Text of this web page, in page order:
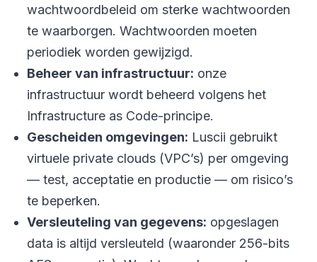
wachtwoordbeleid om sterke wachtwoorden
te waarborgen. Wachtwoorden moeten
periodiek worden gewijzigd.
Beheer van infrastructuur: onze
infrastructuur wordt beheerd volgens het
Infrastructure as Code-principe.
Gescheiden omgevingen: Luscii gebruikt
virtuele private clouds (VPC’s) per omgeving
— test, acceptatie en productie — om risico’s
te beperken.
Versleuteling van gegevens: opgeslagen
data is altijd versleuteld (waaronder 256-bits